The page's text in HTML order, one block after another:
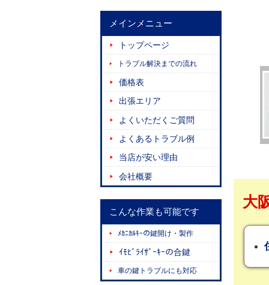
大
メインメニュー
トップページ
トラブル解決までの流れ
価格表
出張エリア
よくいただくご質問
よくあるトラブル例
当店が安い理由
会社概要
こんな作業も可能です
ﾒｶﾆｶﾙｷｰの鍵開け・製作
ｲﾓﾋﾞﾗｲｻﾞｰｷｰの合鍵
車の鍵トラブルにも対応